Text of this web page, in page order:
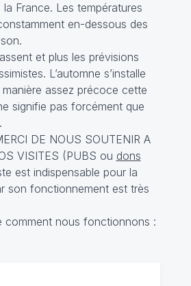
France. Les températures
en-dessous des
et plus les prévisions
L’automne s’installe
assez précoce cette
signifie pas forcément que
DE NOUS SOUTENIR A
VISITES (PUBS ou dons
est indispensable pour la
son fonctionnement est très
comment nous fonctionnons :